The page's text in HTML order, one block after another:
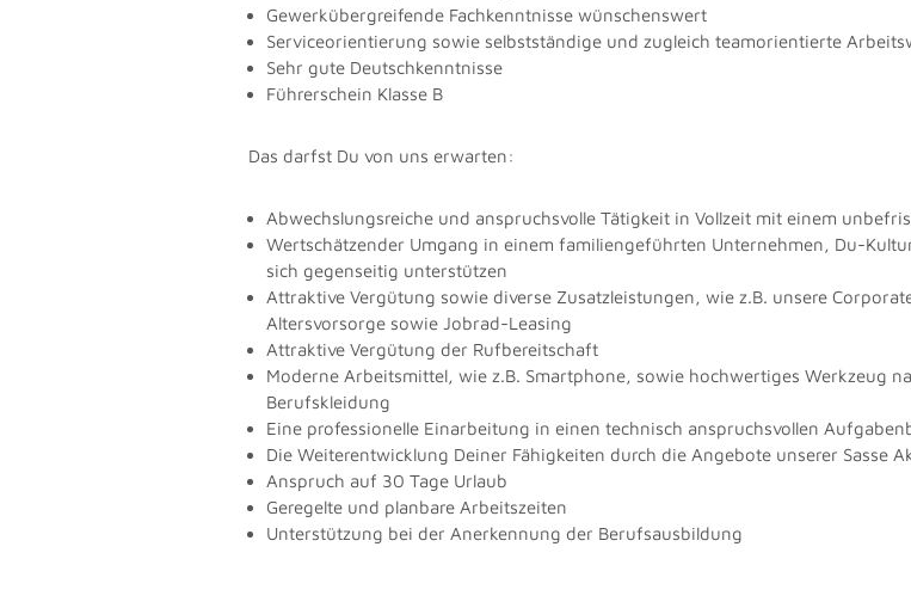
Gewerkübergreifende Fachkenntnisse wünschenswert
Serviceorientierung sowie selbstständige und zugleich teamorientierte
Sehr gute Deutschkenntnisse
Führerschein Klasse B
Das darfst Du von uns erwarten:
Abwechslungsreiche und anspruchsvolle Tätigkeit in Vollzeit mit einem
Wertschätzender Umgang in einem familiengeführten Unternehmen, Du-
sich gegenseitig unterstützen
Attraktive Vergütung sowie diverse Zusatzleistungen, wie z.B. unsere
Altersvorsorge sowie Jobrad-Leasing
Attraktive Vergütung der Rufbereitschaft
Moderne Arbeitsmittel, wie z.B. Smartphone, sowie hochwertiges Werkzeug
Berufskleidung
Eine professionelle Einarbeitung in einen technisch anspruchsvollen
Die Weiterentwicklung Deiner Fähigkeiten durch die Angebote unserer Sasse
Anspruch auf 30 Tage Urlaub
Geregelte und planbare Arbeitszeiten
Unterstützung bei der Anerkennung der Berufsausbildung